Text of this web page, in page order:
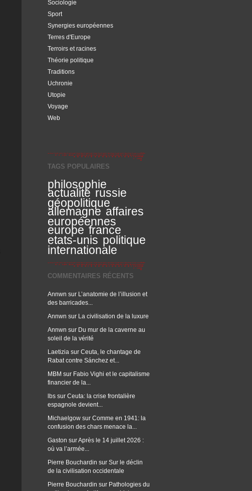
Sociologie
Sport
Synergies européennes
Terres d'Europe
Terroirs et racines
Théorie politique
Traditions
Uchronie
Utopie
Voyage
Web
TAGS POPULAIRES
philosophie
actualité russie
géopolitique
allemagne affaires
européennes
europe france
etats-unis politique
internationale
COMMENTAIRES RÉCENTS
Annwn sur L’anatomie de l’illusion et
des barricades...
Annwn sur La civilisation de la luxure
Annwn sur Du mur de la caverne au
soleil de la vérité
Laetizia sur Ceuta, le chantage de
Rabat contre Sánchez et...
MBM sur Fabio Vighi et le capitalisme
financier de la...
lbs sur Ceuta: la crise frontalière
espagnole devient...
Michaelgow sur Comme en 1941: la
confusion des chars menace la...
Gaston surAprès le 14 juillet 2026 :
où va l’armée...
Pierre Bouchardin sur Sur le déclin
de la civilisation occidentale
Pierre Bouchardin sur Pathologies du